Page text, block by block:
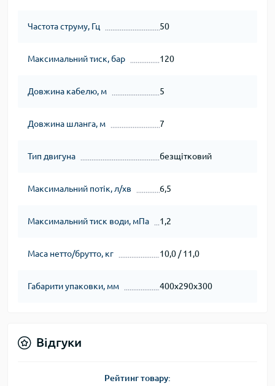
Частота струму, Гц 50
Максимальний тиск, бар 120
Довжина кабелю, м 5
Довжина шланга, м 7
Тип двигуна безщітковий
Максимальний потік, л/хв 6,5
Максимальний тиск води, мПа 1,2
Маса нетто/брутто, кг 10,0 / 11,0
Габарити упаковки, мм 400х290х300
Відгуки
Рейтинг товару: